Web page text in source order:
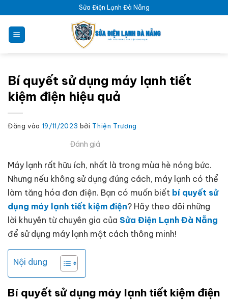
Sửa Điện Lạnh Đà Nẵng
Bí quyết sử dụng máy lạnh tiết
kiệm điện hiệu quả
Đăng vào 19/11/2023 bởi Thiện Trương
Đánh giá
Máy lạnh rất hữu ích, nhất là trong mùa hè nóng bức.
Nhưng nếu không sử dụng đúng cách, máy lạnh có thể
làm tăng hóa đơn điện. Bạn có muốn biết bí quyết sử
dụng máy lạnh tiết kiệm điện? Hãy theo dõi những
lời khuyên từ chuyên gia của Sửa Điện Lạnh Đà Nẵng
để sử dụng máy lạnh một cách thông minh!
Nội dung
Bí quyết sử dụng máy lạnh tiết kiệm điện